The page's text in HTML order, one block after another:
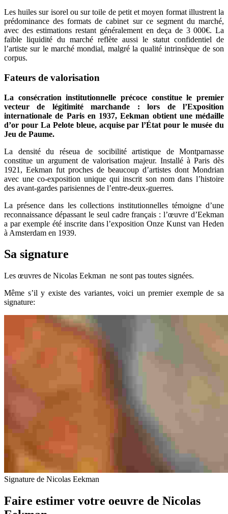
Les huiles sur isorel ou sur toile de petit et moyen format illustrent la
prédominance des formats de cabinet sur ce segment du marché,
avec des estimations restant généralement en deça de 3 000€. La
faible liquidité du marché reflète aussi le statut confidentiel de
l’artiste sur le marché mondial, malgré la qualité intrinsèque de son
corpus.
Fateurs de valorisation
La consécration institutionnelle précoce constitue le premier
vecteur de légitimité marchande : lors de l’Exposition
internationale de Paris en 1937, Eekman obtient une médaille
d’or pour La Pelote bleue, acquise par l’État pour le musée du
Jeu de Paume.
La densité du réseua de socibilité artistique de Montparnasse
constitue un argument de valorisation majeur. Installé à Paris dès
1921, Eekman fut proches de beaucoup d’artistes dont Mondrian
avec une co-exposition unique qui inscrit son nom dans l’histoire
des avant-gardes parisiennes de l’entre-deux-guerres.
La présence dans les collections institutionnelles témoigne d’une
reconnaissance dépassant le seul cadre français : l’œuvre d’Eekman
a par exemple été inscrite dans l’exposition Onze Kunst van Heden
à Amsterdam en 1939.
Sa signature
Les œuvres de Nicolas Eekman ne sont pas toutes signées.
Même s’il y existe des variantes, voici un premier exemple de sa
signature:
Signature de Nicolas Eekman
Faire estimer votre oeuvre de Nicolas